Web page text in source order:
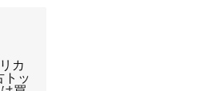
カ
トッ